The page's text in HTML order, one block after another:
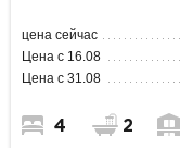
цена сейчас
Цена с 16.08
Цена с 31.08
4 2